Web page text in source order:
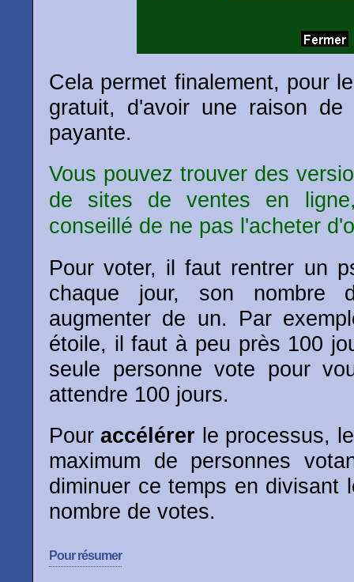
Cela permet finalement, pour
gratuit, d'avoir une raison
payante.
Vous pouvez trouver des
de sites de ventes en
conseillé de ne pas l'acheter
Pour voter, il faut rentrer un
chaque jour, son
augmenter de un. Par
étoile, il faut à peu près 100
seule personne vote pour
attendre 100 jours.
Pouraccélérer le processus,
maximum de personnes
diminuer ce temps en divisant
nombre de votes.
Pour résumer